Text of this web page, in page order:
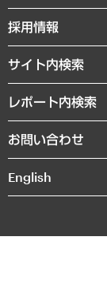
GRC（ガバナンス・
経済・産業・雇用・労働
まちづくり・観光・交
自然資源・農林水産業
経営用語集
受託・受注実績（官公
メディア掲載・出演
社長メッセージ
会社概要
沿革
組織図・本部部室紹介
インドネシア現地法人
個人情報保護方針
ニュースリリース
お知らせ
採用情報
サイト内検索
レポート内検索
お問い合わせ
English